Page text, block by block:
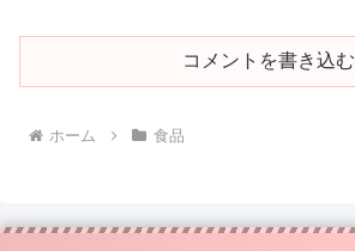
コメントを書き込む
ホーム 食品